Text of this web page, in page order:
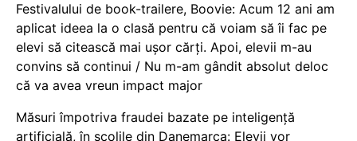
Festivalului de book-trailere, Boovie: Acum 12 ani am
aplicat ideea la o clasă pentru că voiam să îi fac pe
elevi să citească mai ușor cărți. Apoi, elevii m-au
convins să continui / Nu m-am gândit absolut deloc
că va avea vreun impact major
Măsuri împotriva fraudei bazate pe inteligență
artificială, în școlile din Danemarca: Elevii vor